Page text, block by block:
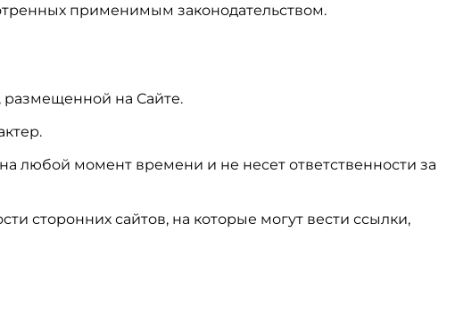
применимым законодательством.
на Сайте.
на любой момент времени и не несет ответственности за
сторонних сайтов, на которые могут вести ссылки,